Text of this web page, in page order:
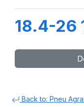
18.4-26
Back to: Pneu